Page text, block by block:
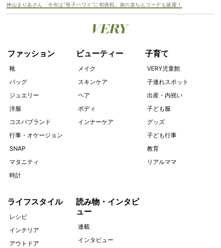
神山まりあさん「今年は“母子ハワイ”に初挑戦」旅の楽ちんコーデも披露！
ファッション
靴
バッグ
ジュエリー
洋服
コスパブランド
行事・オケージョン
SNAP
マタニティ
時計
ビューティー
メイク
スキンケア
ヘア
ボディ
インナーケア
子育て
VERY児童館
子連れスポット
出産・内祝い
子ども服
グッズ
子ども行事
教育
リアルママ
ライフスタイル
レシピ
インテリア
アウトドア
読み物・インタビ
ュー
連載
インタビュー